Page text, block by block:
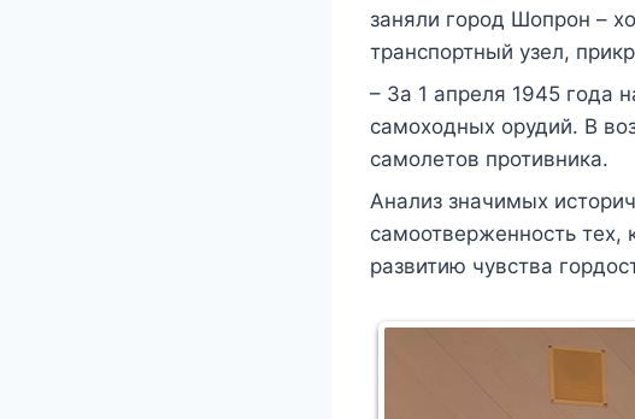
заняли город Шопрон –
транспортный узел,
– За 1 апреля 1945 года
самоходных орудий. В
самолетов противника.
Анализ значимых
самоотверженность тех,
развитию чувства